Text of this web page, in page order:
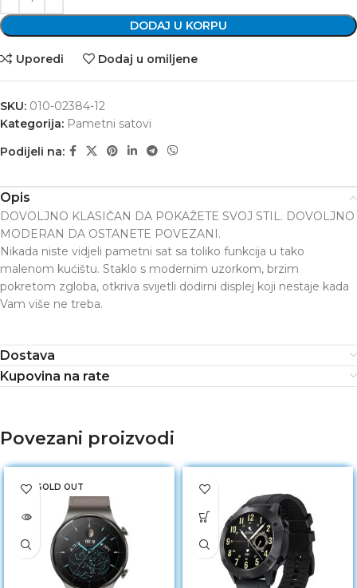
DODAJ U KORPU
Uporedi Dodaj u omiljene
SKU: 010-02384-12
Kategorija: Pametni satovi
Podijeli na:
Opis
DOVOLJNO KLASIČAN DA POKAŽETE SVOJ STIL. DOVOLJNO
MODERAN DA OSTANETE POVEZANI.
Nikada niste vidjeli pametni sat sa toliko funkcija u tako
malenom kućištu. Staklo s modernim uzorkom, brzim
pokretom zgloba, otkriva svijetli dodirni displej koji nestaje kada
Vam više ne treba.
Dostava
Kupovina na rate
Povezani proizvodi
SOLD OUT